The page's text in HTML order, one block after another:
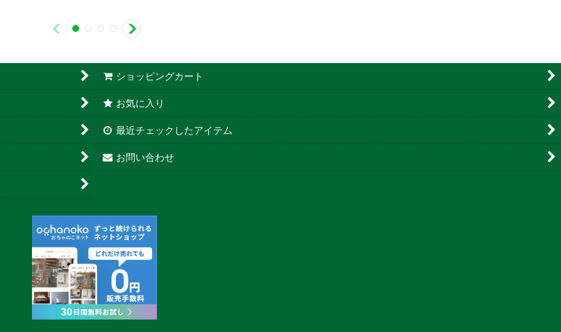
ショッピングカート
お気に入り
最近チェックしたアイテム
お問い合わせ